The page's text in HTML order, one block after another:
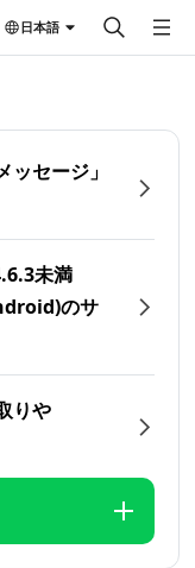
日本語
ッセージ」
未満
のサ
りや